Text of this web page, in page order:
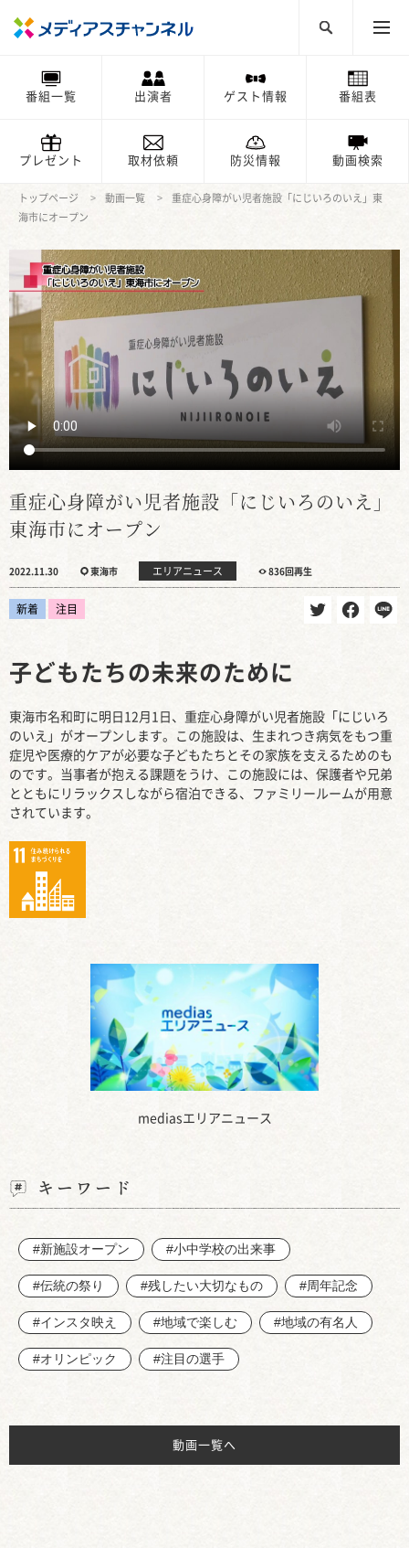
番組一覧 出演者 ゲスト情報 番組表
プレゼント 取材依頼 防災情報 動画検索
トップページ 動画一覧
重症心身障がい児者施設「にじいろのいえ」東
海市にオープン
重症心身障がい児者施設「にじいろのいえ」
東海市にオープン
2022.11.30 東海市 エリアニュース 836回再生
新着 注目
mediasエリアニュース
子どもたちの未来のために
東海市名和町に明日12月1日、重症心身障がい児者施設「にじいろ
のいえ」がオープンします。この施設は、生まれつき病気をもつ重
症児や医療的ケアが必要な子どもたちとその家族を支えるためのも
のです。当事者が抱える課題をうけ、この施設には、保護者や兄弟
とともにリラックスしながら宿泊できる、ファミリールームが用意
されています。
キーワード
#新施設オープン #小中学校の出来事
#伝統の祭り #残したい大切なもの #周年記念
#インスタ映え #地域で楽しむ #地域の有名人
#オリンピック #注目の選手
動画一覧へ